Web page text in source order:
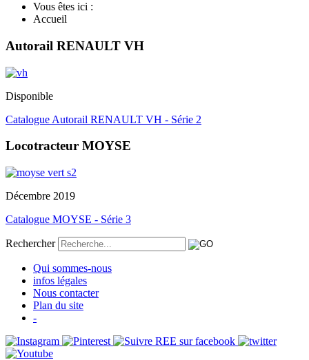
Vous êtes ici :
Accueil
Autorail RENAULT VH
Disponible
Catalogue Autorail RENAULT VH - Série 2
Locotracteur MOYSE
Décembre 2019
Catalogue MOYSE - Série 3
Rechercher
Qui sommes-nous
infos légales
Nous contacter
Plan du site
-